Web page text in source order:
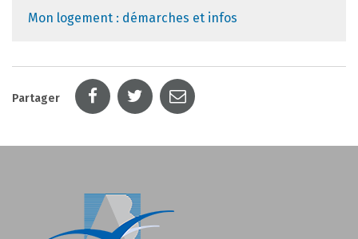
Mon logement : démarches et infos
Partager